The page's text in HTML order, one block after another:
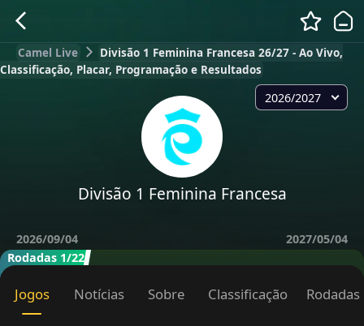
Camel Live
Divisão 1 Feminina Francesa 26/27 - Ao Vivo,
Classificação, Placar, Programação e Resultados
2026/2027
Divisão 1 Feminina Francesa
2026/09/04
2027/05/04
Rodadas 1/22
Jogos Notícias Sobre Classificação Rodadas